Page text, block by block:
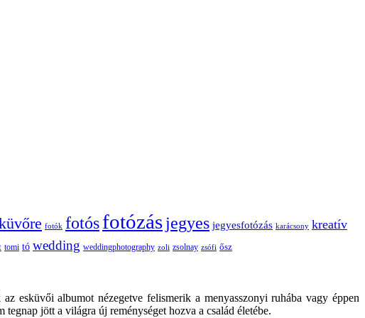
fotók fotósfotózásjegyes jegyesfotózás karácsony kreatív
tomi tó wedding weddingphotography zoli zsolnay zsófi ősz
esküvői albumot nézegetve felismerik a menyasszonyi ruhába vagy éppen
jött a világra új reménységet hozva a család életébe.